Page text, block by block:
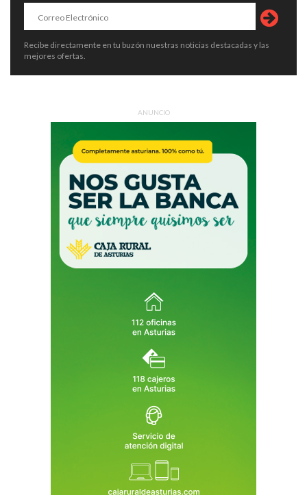
Recibe directamente en tu buzón nuestras noticias destacadas y las
mejores ofertas.
ANUNCIO